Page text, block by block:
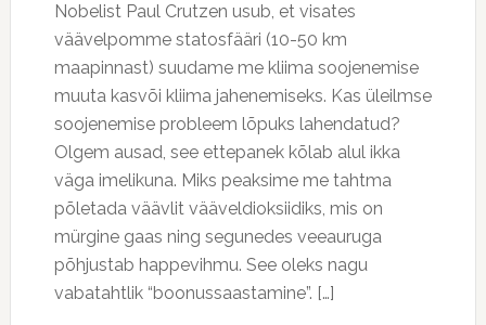
Nobelist Paul Crutzen usub, et visates
väävelpomme statosfääri (10-50 km
maapinnast) suudame me kliima soojenemise
muuta kasvõi kliima jahenemiseks. Kas üleilmse
soojenemise probleem lõpuks lahendatud?
Olgem ausad, see ettepanek kõlab alul ikka
väga imelikuna. Miks peaksime me tahtma
põletada väävlit vääveldioksiidiks, mis on
mürgine gaas ning segunedes veeauruga
põhjustab happevihmu. See oleks nagu
vabatahtlik “boonussaastamine”. […]